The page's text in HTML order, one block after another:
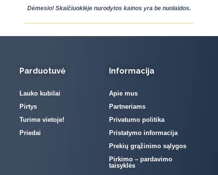
Dėmesio! Skaičiuoklėje nurodytos kainos yra be nuolaidos.
Parduotuvė
Lauko kubilai
Pirtys
Turime vietoje!
Priedai
Informacija
Apie mus
Partneriams
Privatumo politika
Pristatymo informacija
Prekių grąžinimo sąlygos
Pirkimo – pardavimo
taisyklės